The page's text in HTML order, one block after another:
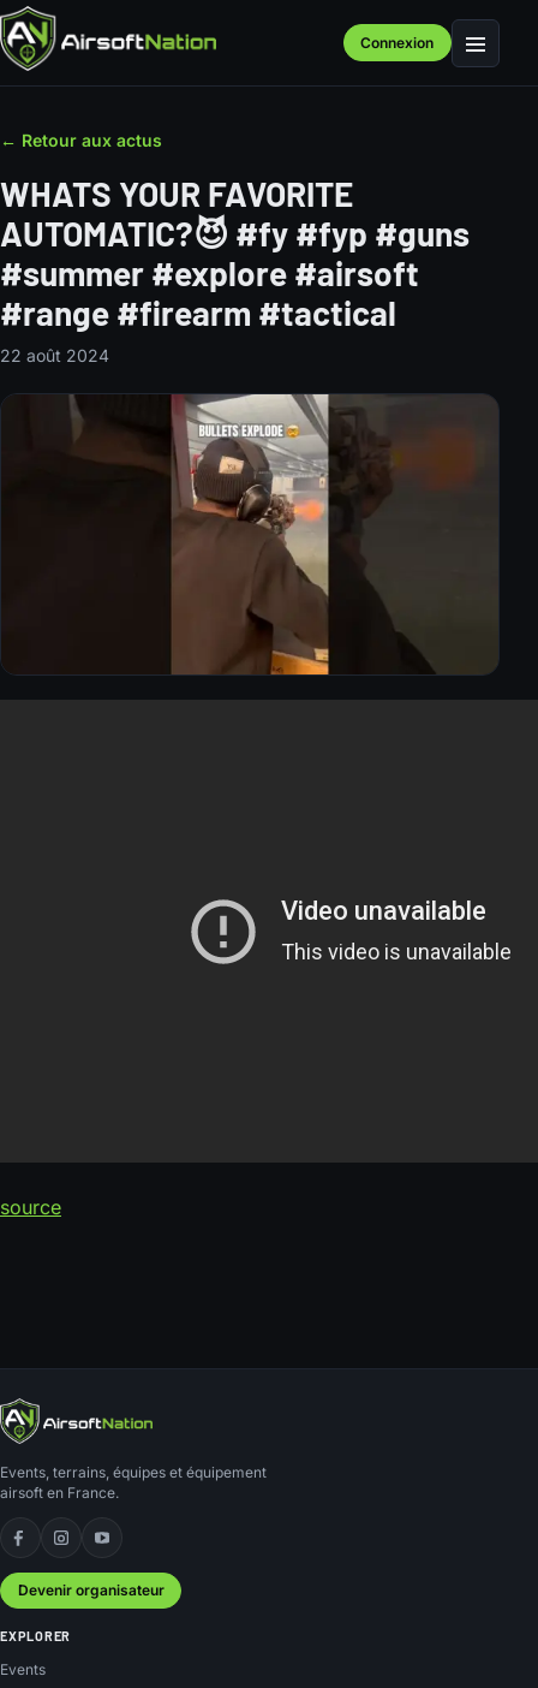
Connexion Menu
← Retour aux actus
WHATS YOUR FAVORITE
AUTOMATIC?😈 #fy #fyp #guns
#summer #explore #airsoft
#range #firearm #tactical
22 août 2024
source
Events, terrains, équipes et équipement
airsoft en France.
Facebook
Instagram
YouTube
Devenir organisateur
EXPLORER
Events